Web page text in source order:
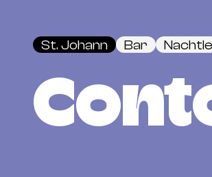
St. Johann Bar